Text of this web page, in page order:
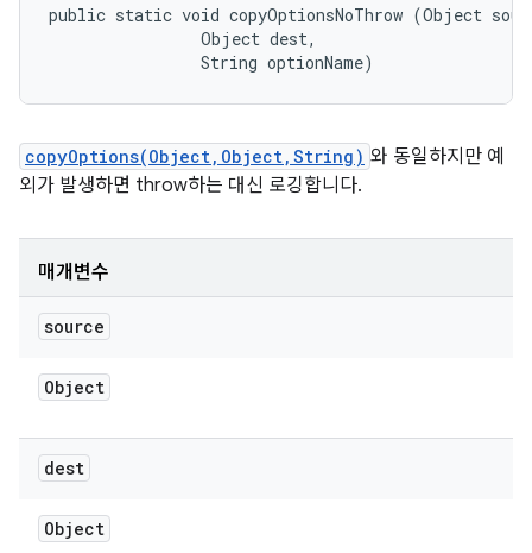
public static void copyOptionsNoThrow (Object
                Object dest,
                String optionName)
copyOptions(Object,Object,String) 와 동일하지만 예
외가 발생하면 throw하는 대신 로깅합니다.
매개변수
source
Object
dest
Object